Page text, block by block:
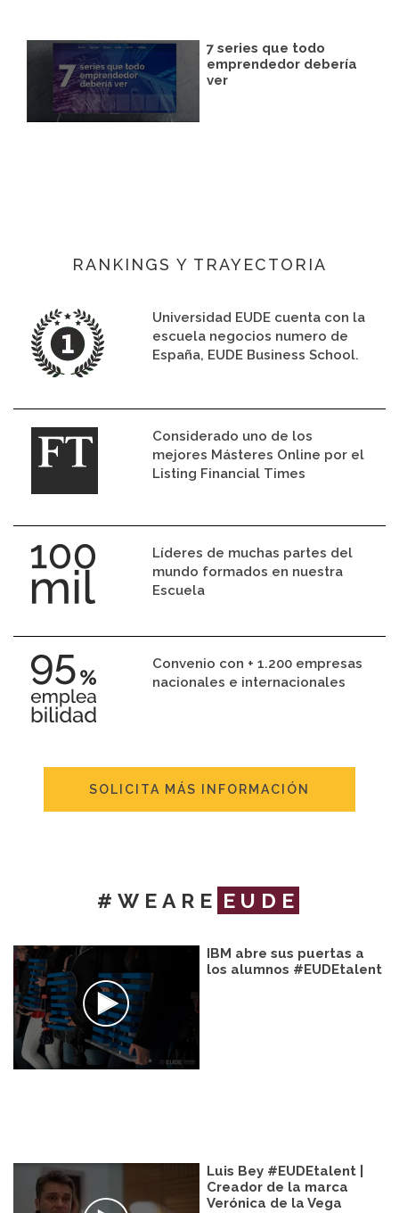
7 series que todo
emprendedor debería
ver
RANKINGS Y TRAYECTORIA
Universidad EUDE cuenta con la
escuela negocios numero de
España, EUDE Business School.
Considerado uno de los
mejores Másteres Online por el
Listing Financial Times
Líderes de muchas partes del
mundo formados en nuestra
Escuela
Convenio con + 1.200 empresas
nacionales e internacionales
SOLICITA MÁS INFORMACIÓN
#WEARE EUDE
IBM abre sus puertas a
los alumnos #EUDEtalent
Luis Bey #EUDEtalent |
Creador de la marca
Verónica de la Vega